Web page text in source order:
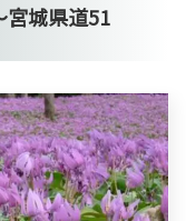
宮城県道51